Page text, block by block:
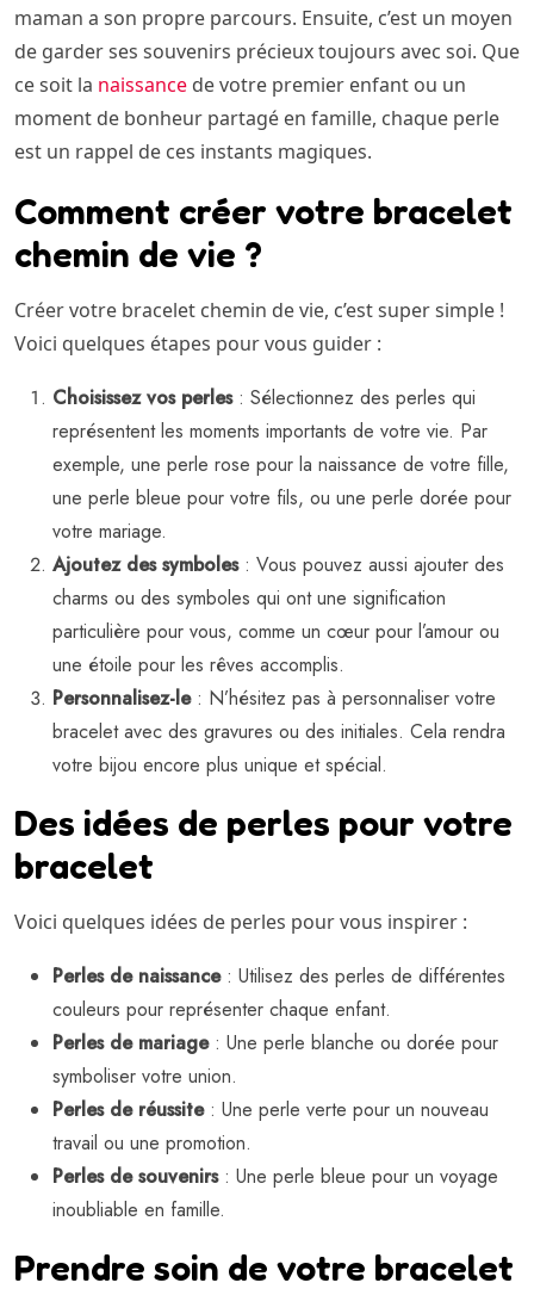
maman a son propre parcours. Ensuite, c’est un moyen
de garder ses souvenirs précieux toujours avec soi. Que
ce soit la naissance de votre premier enfant ou un
moment de bonheur partagé en famille, chaque perle
est un rappel de ces instants magiques.
Comment créer votre bracelet
chemin de vie ?
Créer votre bracelet chemin de vie, c’est super simple !
Voici quelques étapes pour vous guider :
Choisissez vos perles: Sélectionnez des perles qui
représentent les moments importants de votre vie. Par
exemple, une perle rose pour la naissance de votre fille,
une perle bleue pour votre fils, ou une perle dorée pour
votre mariage.
Ajoutez des symboles: Vous pouvez aussi ajouter des
charms ou des symboles qui ont une signification
particulière pour vous, comme un cœur pour l’amour ou
une étoile pour les rêves accomplis.
Personnalisez-le: N’hésitez pas à personnaliser votre
bracelet avec des gravures ou des initiales. Cela rendra
votre bijou encore plus unique et spécial.
Des idées de perles pour votre
bracelet
Voici quelques idées de perles pour vous inspirer :
Perles de naissance: Utilisez des perles de différentes
couleurs pour représenter chaque enfant.
Perles de mariage: Une perle blanche ou dorée pour
symboliser votre union.
Perles de réussite: Une perle verte pour un nouveau
travail ou une promotion.
Perles de souvenirs: Une perle bleue pour un voyage
inoubliable en famille.
Prendre soin de votre bracelet